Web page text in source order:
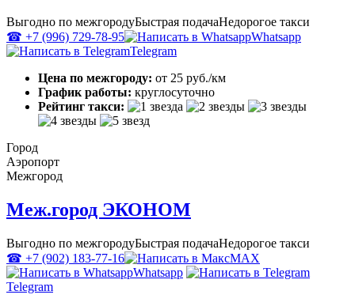
Выгодно по межгородуБыстрая подачаНедорогое такси
☎ +7 (996) 729-78-95
Whatsapp
Telegram
Цена по межгороду: от 25 руб./км
График работы: круглосуточно
Рейтинг такси:
Город
Аэропорт
Межгород
Меж.город ЭКОНОМ
Выгодно по межгородуБыстрая подачаНедорогое такси
☎ +7 (902) 183-77-16
MAX
Whatsapp
Telegram